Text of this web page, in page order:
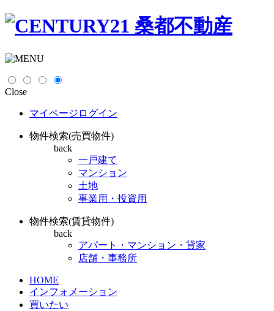
Close
マイページログイン
物件検索(売買物件)
back
一戸建て
マンション
土地
事業用・投資用
物件検索(賃貸物件)
back
アパート・マンション・貸家
店舗・事務所
HOME
インフォメーション
買いたい